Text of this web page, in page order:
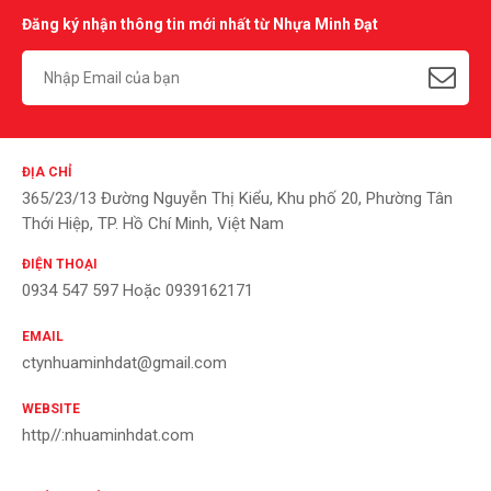
Đăng ký nhận thông tin mới nhất từ Nhựa Minh Đạt
ĐỊA CHỈ
365/23/13 Đường Nguyễn Thị Kiểu, Khu phố 20, Phường Tân
Thới Hiệp, TP. Hồ Chí Minh, Việt Nam
ĐIỆN THOẠI
0934 547 597 Hoặc 0939162171
EMAIL
ctynhuaminhdat@gmail.com
WEBSITE
http//:nhuaminhdat.com